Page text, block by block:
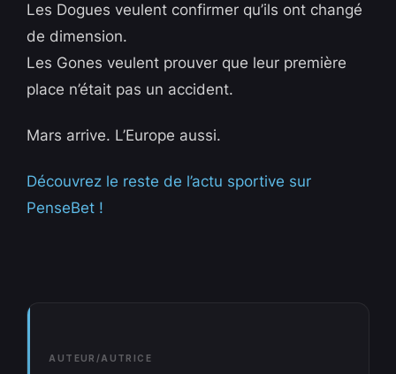
Les Dogues veulent confirmer qu’ils ont changé
de dimension.
Les Gones veulent prouver que leur première
place n’était pas un accident.
Mars arrive. L’Europe aussi.
Découvrez le reste de l’actu sportive sur
PenseBet !
AUTEUR/AUTRICE